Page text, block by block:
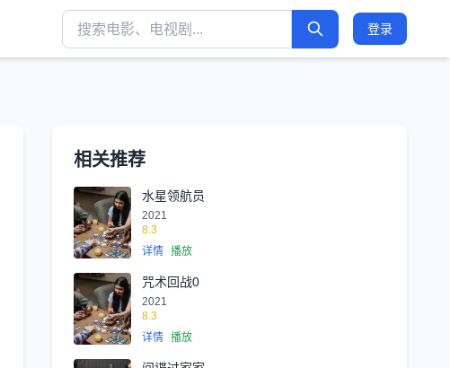
登录
相关推荐
水星领航员
2021
8.3
详情 播放
咒术回战0
2021
8.3
详情 播放